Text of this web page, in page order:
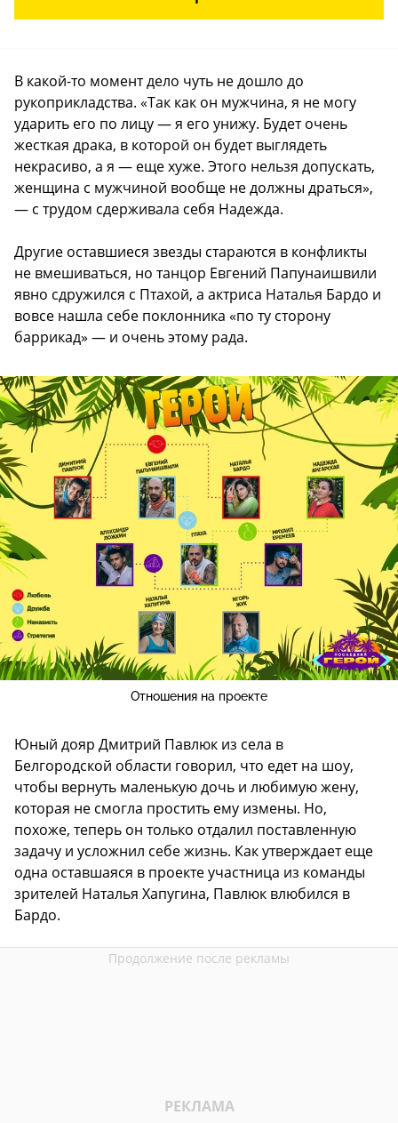
В какой-то момент дело чуть не дошло до
рукоприкладства. «Так как он мужчина, я не могу
ударить его по лицу — я его унижу. Будет очень
жесткая драка, в которой он будет выглядеть
некрасиво, а я — еще хуже. Этого нельзя допускать,
женщина с мужчиной вообще не должны драться»,
— с трудом сдерживала себя Надежда.
Другие оставшиеся звезды стараются в конфликты
не вмешиваться, но танцор Евгений Папунаишвили
явно сдружился с Птахой, а актриса Наталья Бардо и
вовсе нашла себе поклонника «по ту сторону
баррикад» — и очень этому рада.
Отношения на проекте
Юный дояр Дмитрий Павлюк из села в
Белгородской области говорил, что едет на шоу,
чтобы вернуть маленькую дочь и любимую жену,
которая не смогла простить ему измены. Но,
похоже, теперь он только отдалил поставленную
задачу и усложнил себе жизнь. Как утверждает еще
одна оставшаяся в проекте участница из команды
зрителей Наталья Хапугина, Павлюк влюбился в
Бардо.